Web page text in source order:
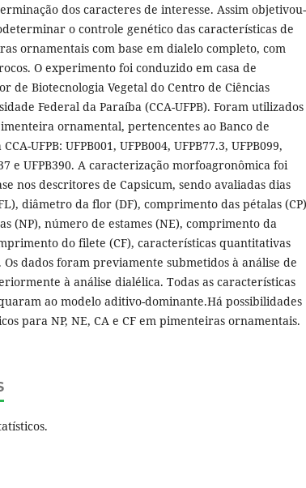
dos caracteres de interesse. Assim objetivou-
o controle genético das características de
ornamentais com base em dialelo completo, com
O experimento foi conduzido em casa de
de Biotecnologia Vegetal do Centro de Ciências
Federal da Paraíba (CCA-UFPB). Foram utilizados
ornamental, pertencentes ao Banco de
UFPB: UFPB001, UFPB004, UFPB77.3, UFPB099,
e UFPB390. A caracterização morfoagronômica foi
nos descritores de Capsicum, sendo avaliadas dias
diâmetro da flor (DF), comprimento das pétalas
(NP), número de estames (NE), comprimento da
do filete (CF), características quantitativas
dados foram previamente submetidos à análise de
à análise dialélica. Todas as características
ao modelo aditivo-dominante.Há possibilidades
para NP, NE, CA e CF em pimenteiras ornamentais.